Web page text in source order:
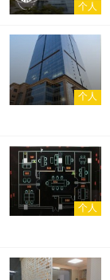
个人
个人
个人